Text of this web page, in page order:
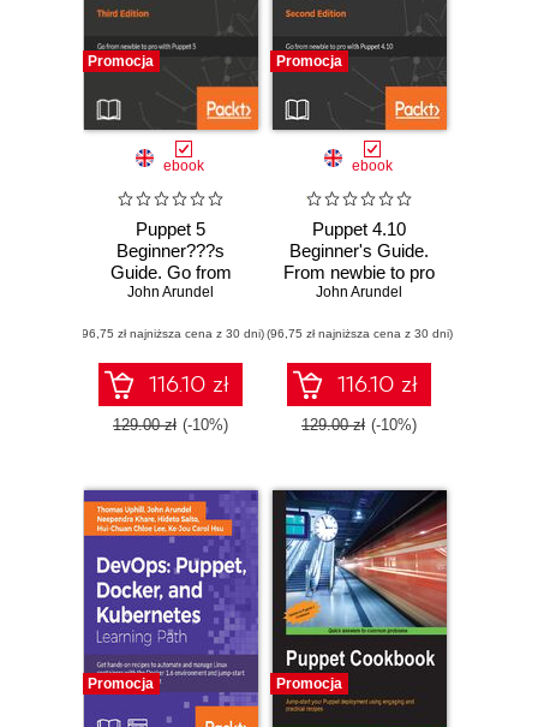
Promocja
ebook
Puppet 5
Beginner???s
Guide. Go from
newbie to pro with
Edition
John Arundel
(96,75 zł najniższa cena z 30 dni)
116.10 zł
129.00 zł (-10%)
Promocja
ebook
Puppet 4.10
Beginner's Guide.
From newbie to pro
with Puppet 4.10 -
John Arundel
(96,75 zł najniższa cena z 30 dni)
116.10 zł
129.00 zł (-10%)
Promocja Promocja